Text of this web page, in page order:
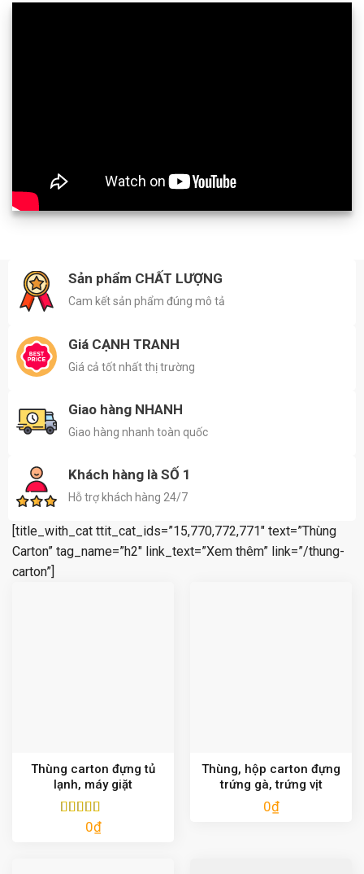
Sản phẩm CHẤT LƯỢNG
Cam kết sản phẩm đúng mô tả
Giá CẠNH TRANH
Giá cả tốt nhất thị trường
Giao hàng NHANH
Giao hàng nhanh toàn quốc
Khách hàng là SỐ 1
Hỗ trợ khách hàng 24/7
[title_with_cat ttit_cat_ids=”15,770,772,771″ text=”Thùng
Carton” tag_name=”h2″ link_text=”Xem thêm” link=”/thung-
carton”]
Thùng carton đựng tủ
lạnh, máy giặt
Được xếp
0₫
Thùng, hộp carton đựng
trứng gà, trứng vịt
0₫